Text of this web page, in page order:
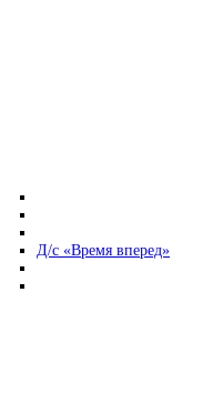
Д/с «Время вперед»